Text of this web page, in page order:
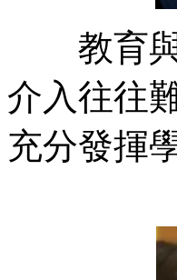
教育與科
介入往往難
充分發揮學